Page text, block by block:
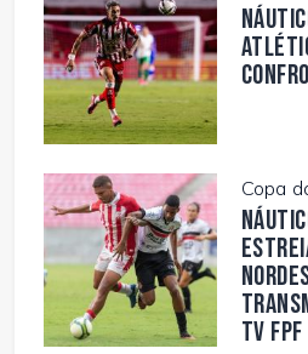
Copa
TV FPF